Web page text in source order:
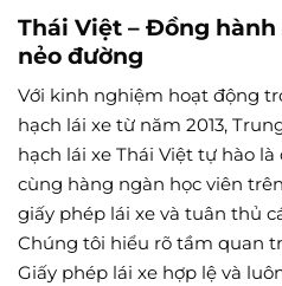
Thái Việt – Đồng
nẻo đường
Với kinh nghiệm hoạt động
hạch lái xe từ năm 2013,
hạch lái xe Thái Việt tự hào
cùng hàng ngàn học viên
giấy phép lái xe và tuân thủ
Chúng tôi hiểu rõ tầm quan
Giấy phép lái xe hợp lệ và